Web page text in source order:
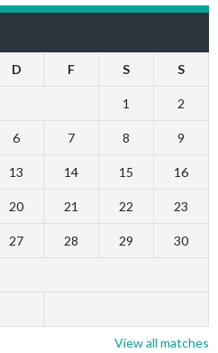
D F S S
1 2
6 7 8 9
13 14 15 16
20 21 22 23
27 28 29 30
View all matches